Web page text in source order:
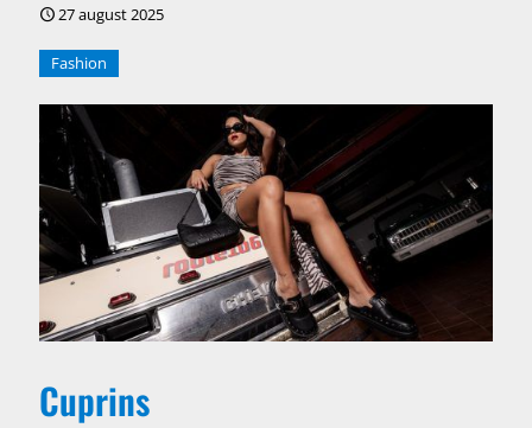
27 august 2025
Fashion
Cuprins